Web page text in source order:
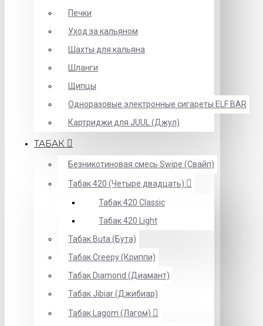
Печки
Уход за кальяном
Шахты для кальяна
Шланги
Щипцы
Одноразовые электронные сигареты ELF BAR
Картриджи для JUUL (Джул)
ТАБАК
Безникотиновая смесь Swipe (Свайп)
Табак 420 (Четыре двадцать)
Табак 420 Classic
Табак 420 Light
Табак Buta (Бута)
Табак Creepy (Криппи)
Табак Diamond (Диамант)
Табак Jibiar (Джибиар)
Табак Lagom (Лагом)